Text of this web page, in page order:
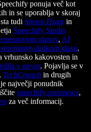
ponuja več kot
in se uporablja v skoraj
tudi Snoop Dogg in
Speechify Studio
glasov, AI
glasu.
vrhunsko kakovosten in
v govor. Pojavlja se v
, TechCrunch in drugih
največji ponudnik
speechify.com/news,
za več informacij.